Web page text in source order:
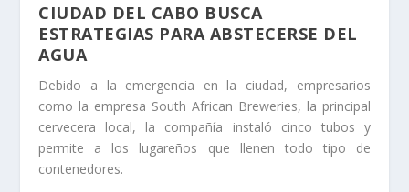
CIUDAD DEL CABO BUSCA
ESTRATEGIAS PARA ABSTECERSE DEL
AGUA
Debido a la emergencia en la ciudad, empresarios
como la empresa South African Breweries, la principal
cervecera local, la compañía instaló cinco tubos y
permite a los lugareños que llenen todo tipo de
contenedores.